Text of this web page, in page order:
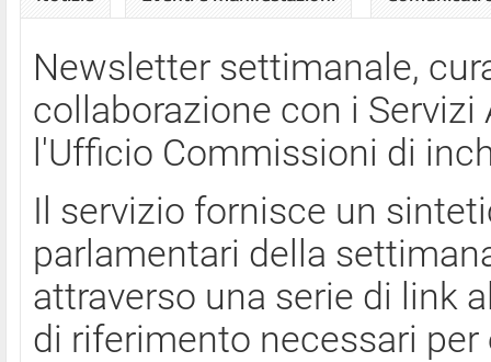
Newsletter settimanale,
collaborazione con i
l'Ufficio Commissioni di
Il servizio fornisce un
parlamentari della
attraverso una serie di link
di riferimento necessari